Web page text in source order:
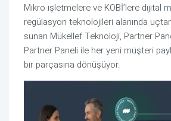
Mikro işletmelere ve KOBİ’lere dijital
regülasyon teknolojileri alanında
sunan Mükellef Teknoloji, Partner
Partner Paneli ile her yeni müşteri
bir parçasına dönüşüyor.